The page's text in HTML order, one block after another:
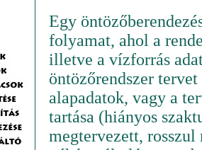
Egy
folyamat, ahol a
illetve a vízforrás
öntözőrendszer
alapadatok, vagy a
tartása (hiányos
megtervezett,